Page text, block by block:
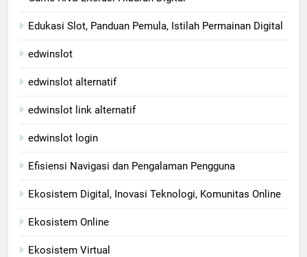
Edukasi Slot, Panduan Pemula, Istilah Permainan Digital
edwinslot
edwinslot alternatif
edwinslot link alternatif
edwinslot login
Efisiensi Navigasi dan Pengalaman Pengguna
Ekosistem Digital, Inovasi Teknologi, Komunitas Online
Ekosistem Online
Ekosistem Virtual